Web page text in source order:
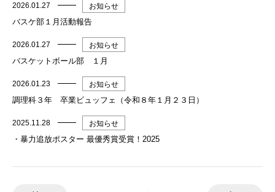
2026.01.27 お知らせ
バスケ部１月活動報告
2026.01.27 お知らせ
バスケットボール部 １月
2026.01.23 お知らせ
調理科３年 卒業ビュッフェ（令和８年１月２３日）
2025.11.28 お知らせ
・暴力追放ポスター 最優秀賞受賞！2025